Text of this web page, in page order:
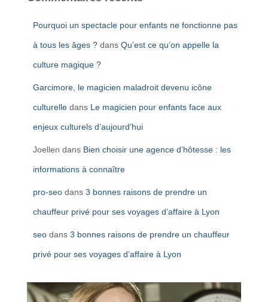
Pourquoi un spectacle pour enfants ne fonctionne pas
à tous les âges ? dans Qu’est ce qu’on appelle la
culture magique ?
Garcimore, le magicien maladroit devenu icône
culturelle dans Le magicien pour enfants face aux
enjeux culturels d’aujourd’hui
Joellen dans Bien choisir une agence d’hôtesse : les
informations à connaître
pro-seo dans 3 bonnes raisons de prendre un
chauffeur privé pour ses voyages d’affaire à Lyon
seo dans 3 bonnes raisons de prendre un chauffeur
privé pour ses voyages d’affaire à Lyon